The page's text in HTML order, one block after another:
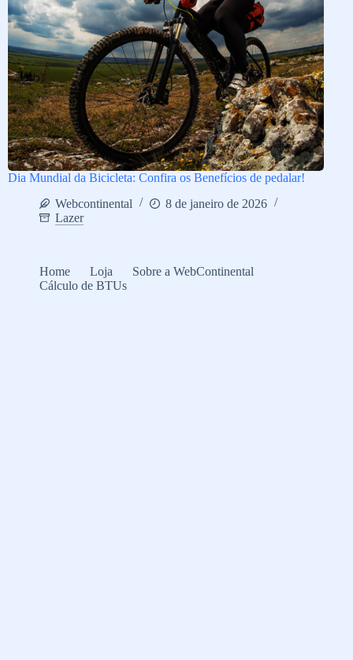
Dia Mundial da Bicicleta: Confira os Benefícios de pedalar!
Webcontinental
8 de janeiro de 2026
Lazer
Home Loja
Sobre a WebContinental
Cálculo de BTUs